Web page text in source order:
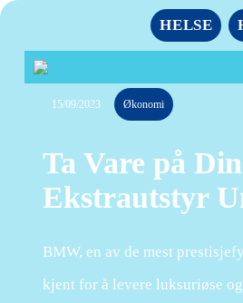
HELSE
15/09/2023 Økonomi
Ta Vare på
Ekstrautstyr
BMW, en av de mest
kjent for å levere luksuriøse